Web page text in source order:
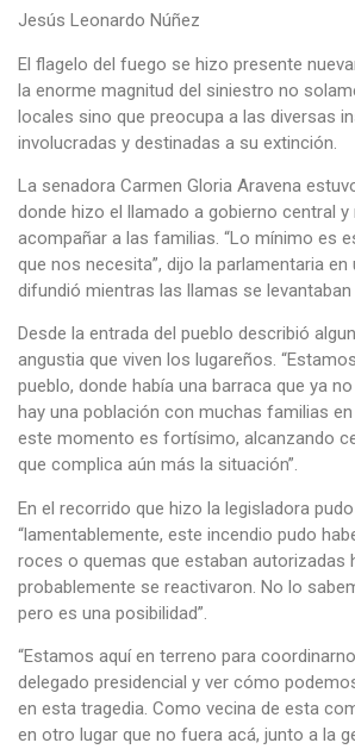
Jesús Leonardo Núñez
El flagelo del fuego se hizo presente
la enorme magnitud del siniestro no
locales sino que preocupa a las diversas
involucradas y destinadas a su extinción.
La senadora Carmen Gloria Aravena
donde hizo el llamado a gobierno central y
acompañar a las familias. “Lo mínimo es
que nos necesita”, dijo la parlamentaria en
difundió mientras las llamas se levantaban
Desde la entrada del pueblo describió
angustia que viven los lugareños.
pueblo, donde había una barraca que ya
hay una población con muchas familias
este momento es fortísimo, alcanzando
que complica aún más la situación”.
En el recorrido que hizo la legisladora
“lamentablemente, este incendio pudo
roces o quemas que estaban autorizadas
probablemente se reactivaron. No lo
pero es una posibilidad”.
“Estamos aquí en terreno para
delegado presidencial y ver cómo
en esta tragedia. Como vecina de esta
en otro lugar que no fuera acá, junto a la